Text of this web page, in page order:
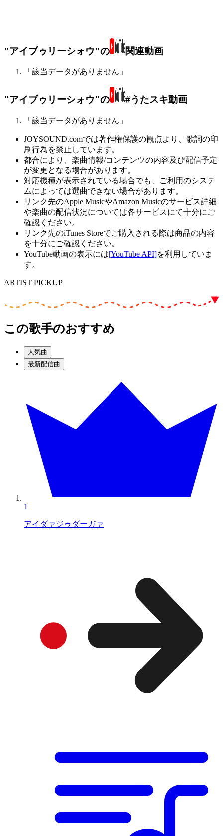
"アイブゥリーシォウ"の 関連動画
「該当データがありません」
"アイブゥリーシォウ"の #うたスキ動画
「該当データがありません」
JOYSOUND.comでは著作権保護の観点より、歌詞の印
刷行為を禁止しています。
都合により、楽曲情報/コンテンツの内容及び配信予定
が変更となる場合があります。
対応機種が表示されている場合でも、ご利用のシステ
ムによっては選曲できない場合があります。
リンク先のApple MusicやAmazon Musicのサービス詳細
や楽曲の配信状況については各サービスにて十分にご
確認ください。
リンク先のiTunes Storeでご購入される際は商品の内容
を十分にご確認ください。
YouTube動画の表示には[YouTube API]を利用していま
す。
ARTIST PICKUP
この歌手のおすすめ
人気曲
最新配信曲
1
アイダァジゥダーガァ